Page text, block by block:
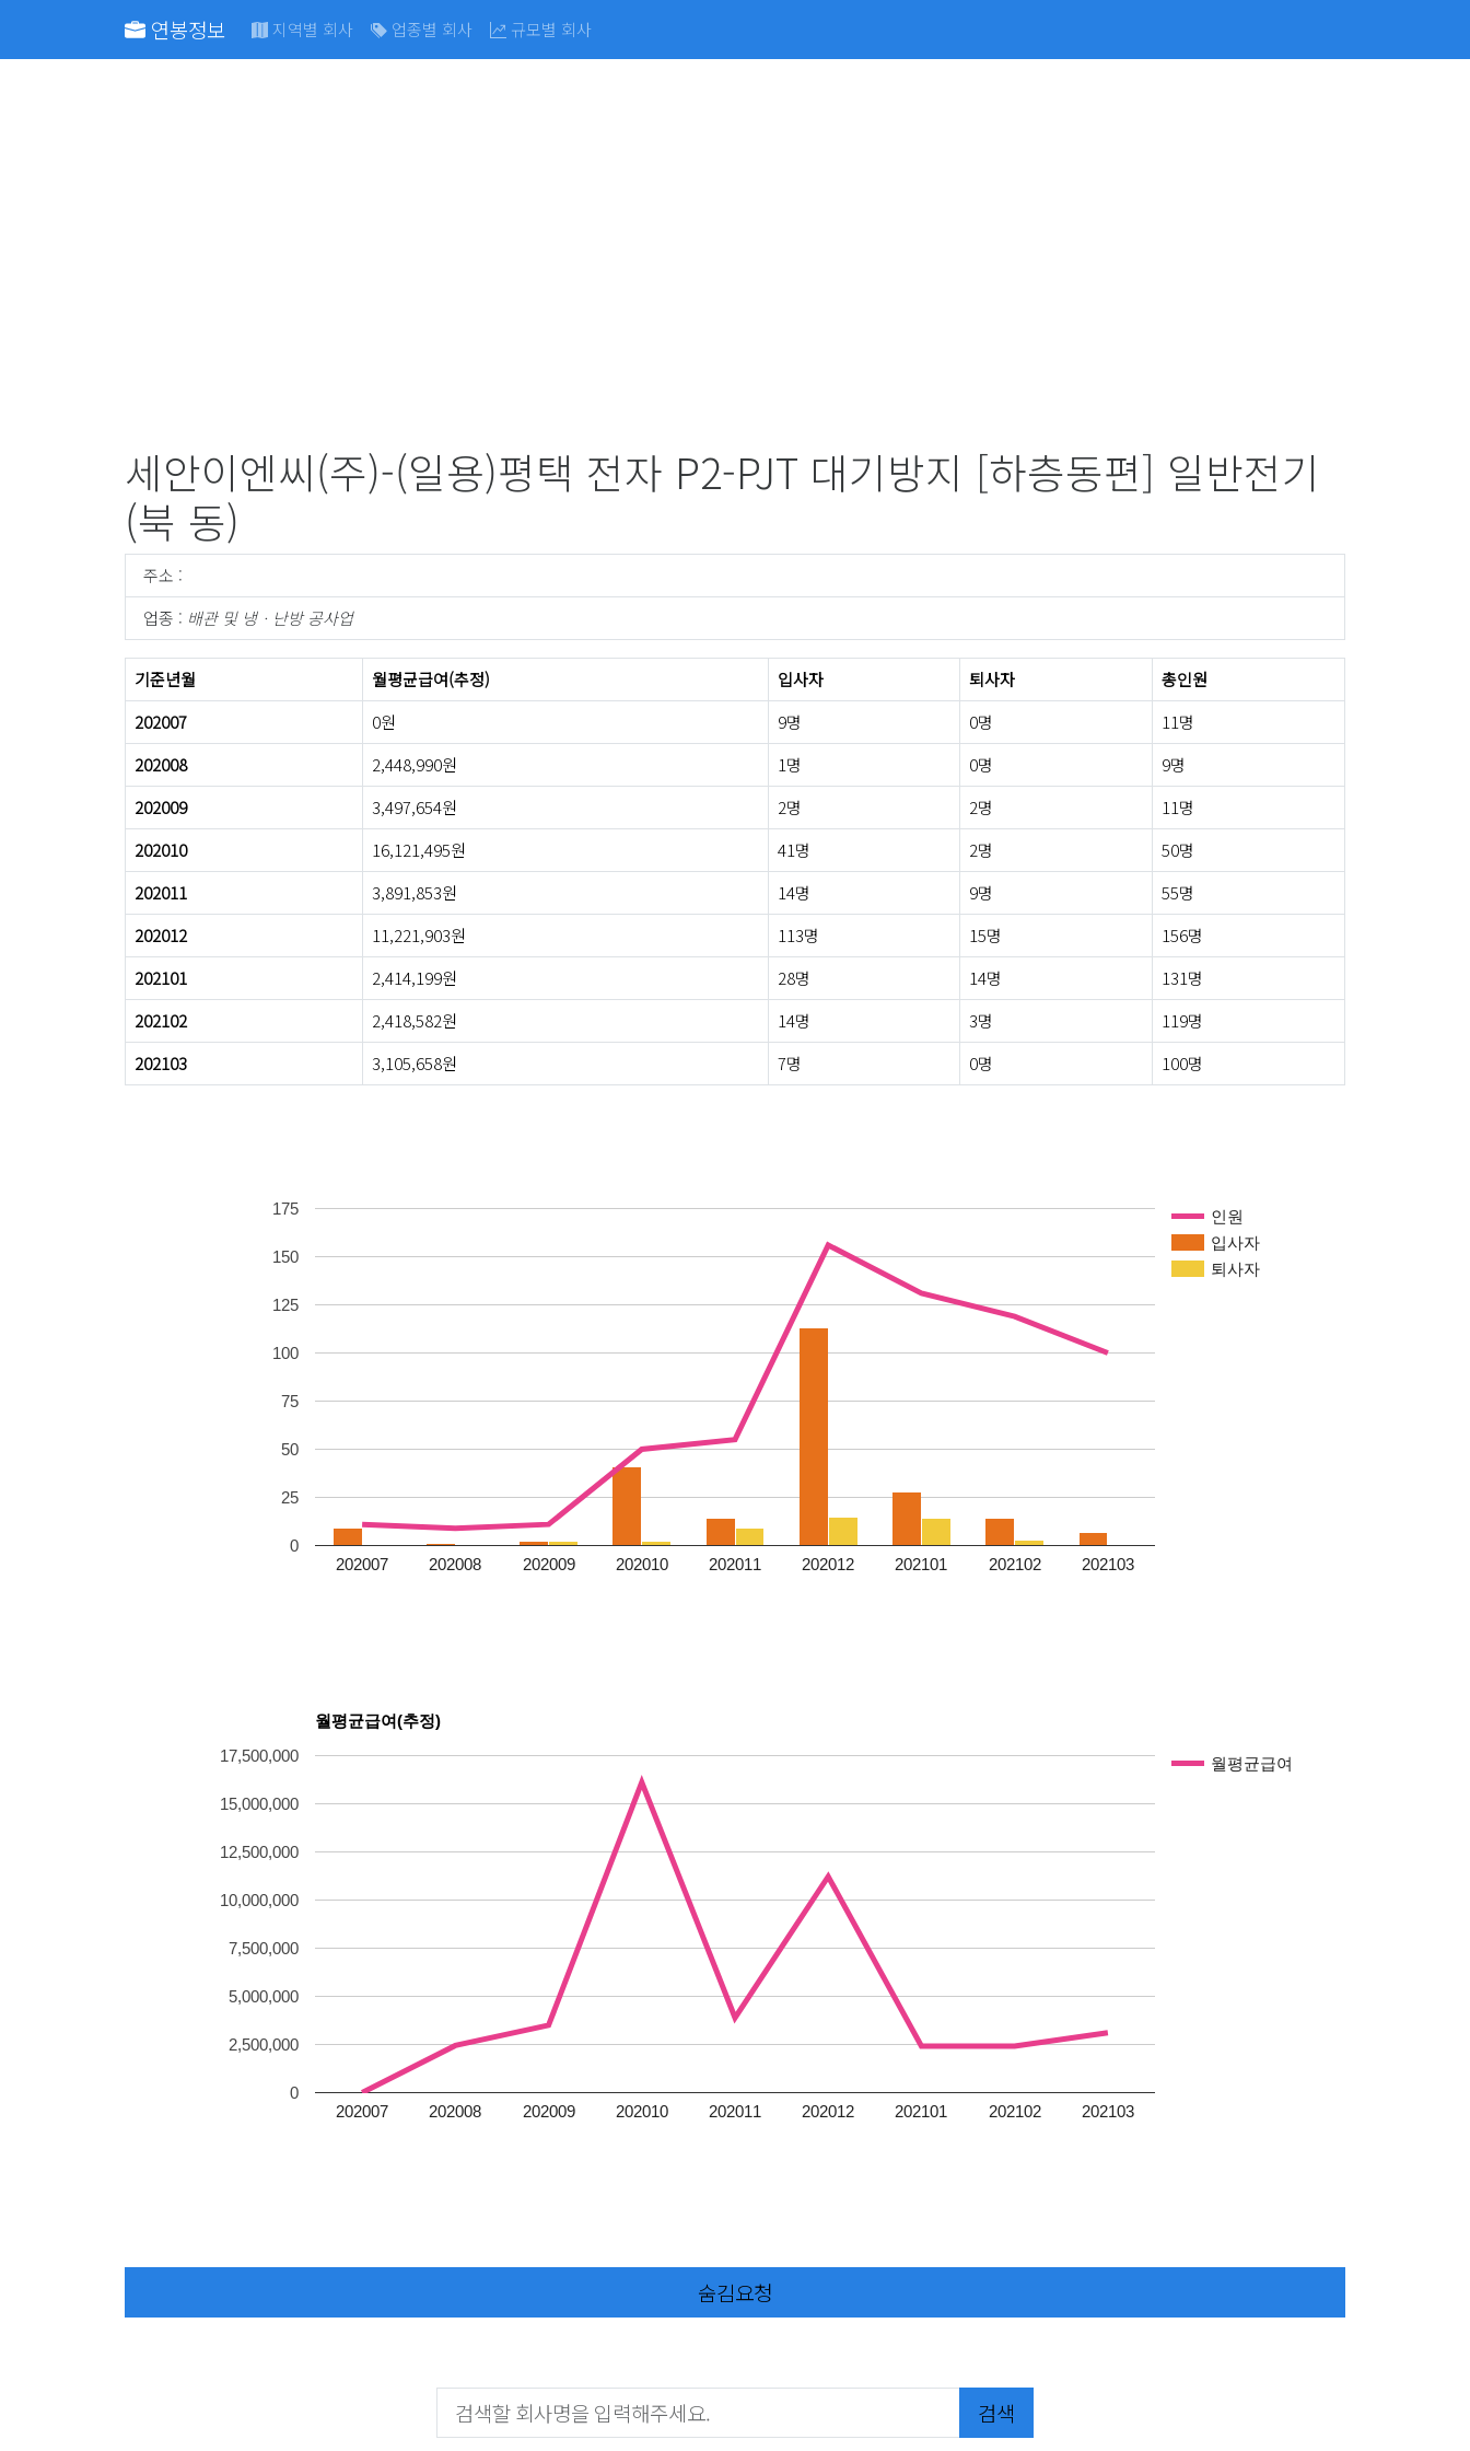
연봉정보 지역별 회사 업종별 회사 규모별 회사
세안이엔씨(주)-(일용)평택 전자 P2-PJT 대기방지 [하층동편] 일반전기
(북 동)
주소 :
업종 : 배관 및 냉ㆍ난방 공사업
기준년월 월평균급여(추정) 입사자 퇴사자
총인원
202007
0원 9명 0명
11명
202008
2,448,990원 1명 0명
9명
202009
3,497,654원 2명 2명
11명
202010
16,121,495원 41명 2명
50명
202011
3,891,853원 14명 9명
55명
202012
11,221,903원 113명 15명
156명
202101
2,414,199원 28명 14명
131명
202102
2,418,582원 14명 3명
119명
202103
3,105,658원 7명 0명 100명
인원
입사자
퇴사자
202007 202008 202009 202010 202011 202012 202101 202102 202103
0
25
50
75
100
125
150
175
월평균급여(추정)
월평균급여
202007 202008 202009 202010 202011 202012 202101 202102 202103
0
2,500,000
5,000,000
7,500,000
10,000,000
12,500,000
15,000,000
17,500,000
숨김요청
검색